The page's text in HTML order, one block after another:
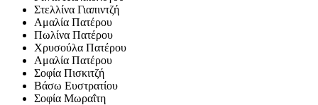
Στελλίνα Γιαπιντζή
Αμαλία Πατέρου
Πωλίνα Πατέρου
Χρυσούλα Πατέρου
Αμαλία Πατέρου
Σοφία Πισκιτζή
Βάσω Ευστρατίου
Σοφία Μωραΐτη